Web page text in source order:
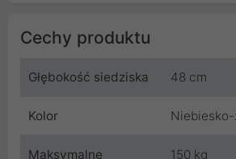
Cechy produktu
Głębokość siedziska 48 cm
Kolor Niebiesko-
Maksymalne 150 kg